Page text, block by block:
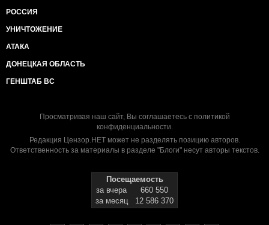
РОССИЯ
УНИЧТОЖЕНИЕ
АТАКА
ДОНЕЦКАЯ ОБЛАСТЬ
ГЕНШТАБ ВС
Просматривая наш сайт, Вы соглашаетесь с политикой
конфиденциальности.
Редакция Цензор.НЕТ может не разделять позицию авторов.
Ответственность за материалы в разделе "Блоги" несут авторы текстов.
Посещаемость
за вчера
660 550
за месяц
12 586 370